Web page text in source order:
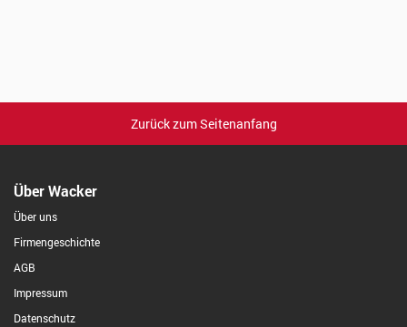
Zurück zum Seitenanfang
Über Wacker
Über uns
Firmengeschichte
AGB
Impressum
Datenschutz